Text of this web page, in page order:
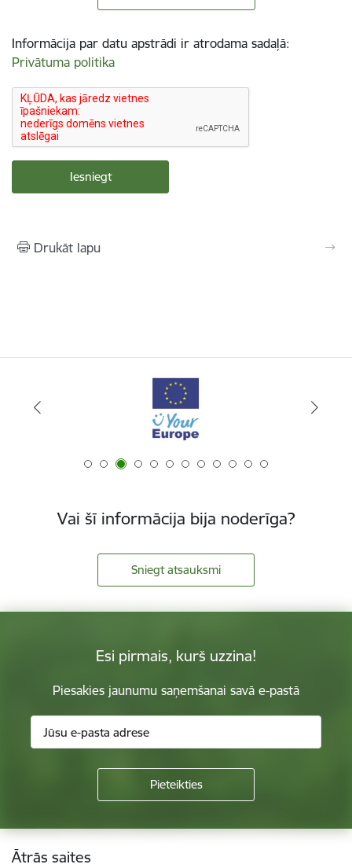
Informācija par datu apstrādi ir atrodama sadaļā:
Privātuma politika
Drukāt lapu
Vai šī informācija bija noderīga?
Sniegt atsauksmi
Esi pirmais, kurš uzzina!
Piesakies jaunumu saņemšanai savā e-pastā
Kājene
Ātrās saites